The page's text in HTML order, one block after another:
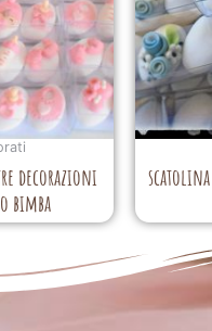
decorazioni
bimba